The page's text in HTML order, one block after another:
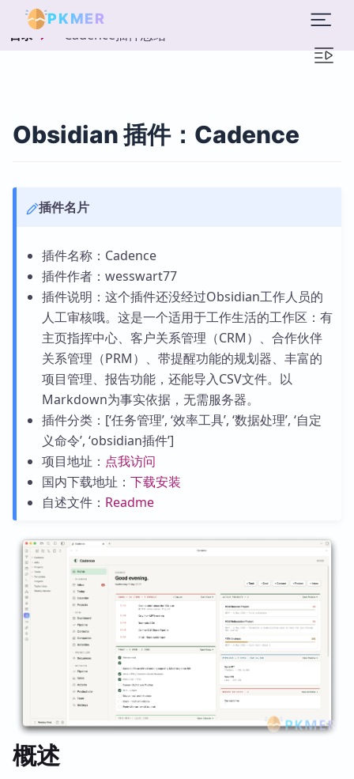
PKMER
目录 Cadence插件总结
Obsidian 插件：Cadence
插件名片
插件名称：Cadence
插件作者：wesswart77
插件说明：这个插件还没经过Obsidian工作人员的
人工审核哦。这是一个适用于工作生活的工作区：有
主页指挥中心、客户关系管理（CRM）、合作伙伴
关系管理（PRM）、带提醒功能的规划器、丰富的
项目管理、报告功能，还能导入CSV文件。以
Markdown为事实依据，无需服务器。
插件分类：[‘任务管理’, ‘效率工具’, ‘数据处理’, ‘自定
义命令’, ‘obsidian插件’]
项目地址： 点我访问
国内下载地址： 下载安装
自述文件： Readme
概述